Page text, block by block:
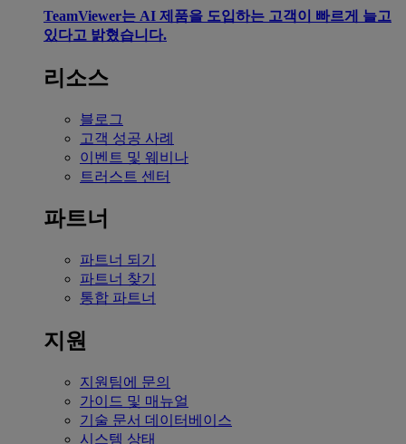
TeamViewer는 AI 제품을 도입하는 고객이 빠르게 늘고
있다고 밝혔습니다.
리소스
블로그
고객 성공 사례
이벤트 및 웨비나
트러스트 센터
파트너
파트너 되기
파트너 찾기
통합 파트너
지원
지원팀에 문의
가이드 및 매뉴얼
기술 문서 데이터베이스
시스템 상태